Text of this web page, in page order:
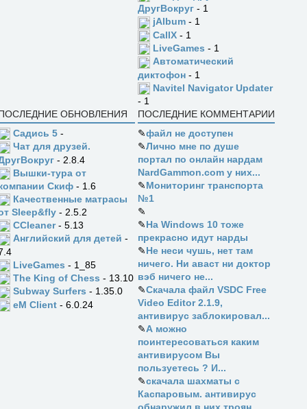
ДругВокруг - 1
jAlbum - 1
CallX - 1
LiveGames - 1
Автоматический
диктофон - 1
Navitel Navigator Updater
- 1
ОБНОВЛЕНИЯ
Садись 5 -
Чат для друзей.
- 2.8.4
Вышки-тура от
Скиф - 1.6
Качественные матрасы
Sleep&fly - 2.5.2
CCleaner- 5.13
Английский для детей -
LiveGames - 1_85
The King of Chess - 13.10
Subway Surfers - 1.35.0
eM Client - 6.0.24
ПОСЛЕДНИЕ КОММЕНТАРИИ
✎файл не доступен
✎Лично мне по душе
портал по онлайн нардам
NardGammon.com у них...
✎Мониторинг транспорта
№1
✎
✎На Windows 10 тоже
прекрасно идут нарды
✎Не неси чушь, нет там
ничего. Ни аваст ни доктор
вэб ничего не...
✎Скачала файл VSDC Free
Video Editor 2.1.9,
антивирус заблокировал...
✎А можно
поинтересоваться каким
антивирусом Вы
пользуетесь ? И...
✎скачала шахматы с
Каспаровым. антивирус